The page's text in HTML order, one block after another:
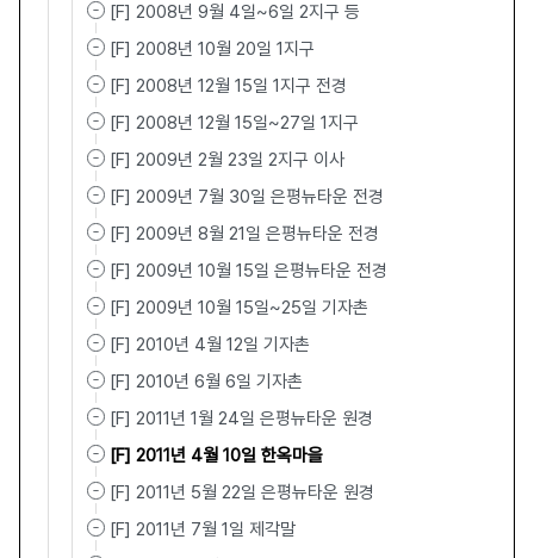
[F] 2008년 9월 4일~6일 2지구 등
[F] 2008년 10월 20일 1지구
[F] 2008년 12월 15일 1지구 전경
[F] 2008년 12월 15일~27일 1지구
[F] 2009년 2월 23일 2지구 이사
[F] 2009년 7월 30일 은평뉴타운 전경
[F] 2009년 8월 21일 은평뉴타운 전경
[F] 2009년 10월 15일 은평뉴타운 전경
[F] 2009년 10월 15일~25일 기자촌
[F] 2010년 4월 12일 기자촌
[F] 2010년 6월 6일 기자촌
[F] 2011년 1월 24일 은평뉴타운 원경
[F] 2011년 4월 10일 한옥마을
[F] 2011년 5월 22일 은평뉴타운 원경
[F] 2011년 7월 1일 제각말